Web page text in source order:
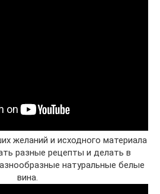
желаний и исходного материала
разные рецепты и делать в
натуральные белые
вина.